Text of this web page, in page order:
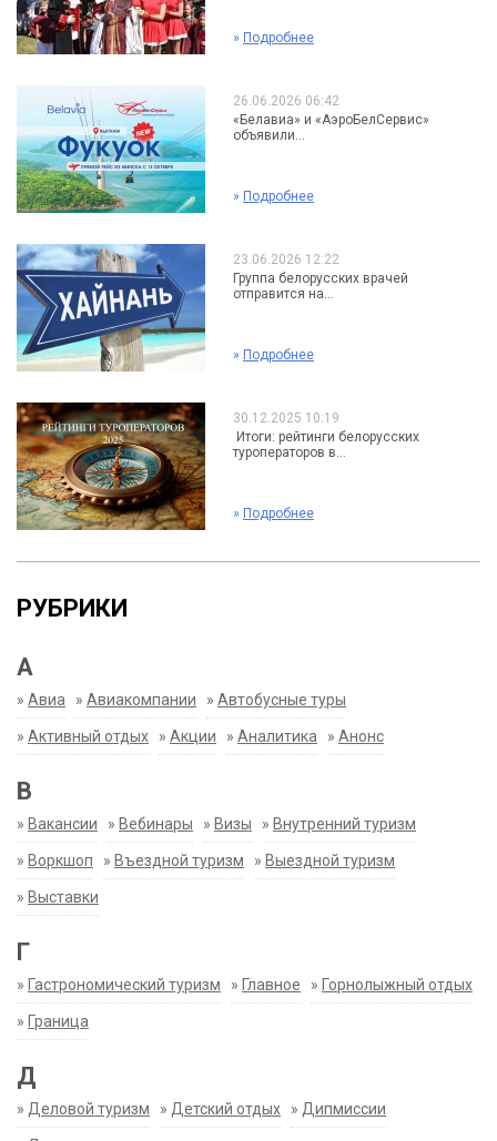
» Подробнее
26.06.2026 06:42
«Белавиа» и «АэроБелСервис»
объявили...
» Подробнее
23.06.2026 12:22
Группа белорусских врачей
отправится на...
» Подробнее
30.12.2025 10:19
Итоги: рейтинги белорусских
туроператоров в...
» Подробнее
РУБРИКИ
А
» Авиа » Авиакомпании » Автобусные туры
» Активный отдых » Акции » Аналитика » Анонс
В
» Вакансии » Вебинары » Визы » Внутренний туризм
» Воркшоп » Въездной туризм » Выездной туризм
» Выставки
Г
» Гастрономический туризм » Главное » Горнолыжный отдых
» Граница
Д
» Деловой туризм » Детский отдых » Дипмиссии